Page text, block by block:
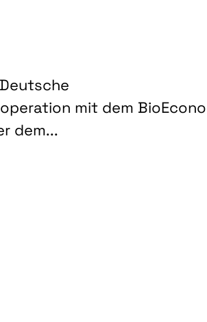
mit dem
dem...
für biobasierte